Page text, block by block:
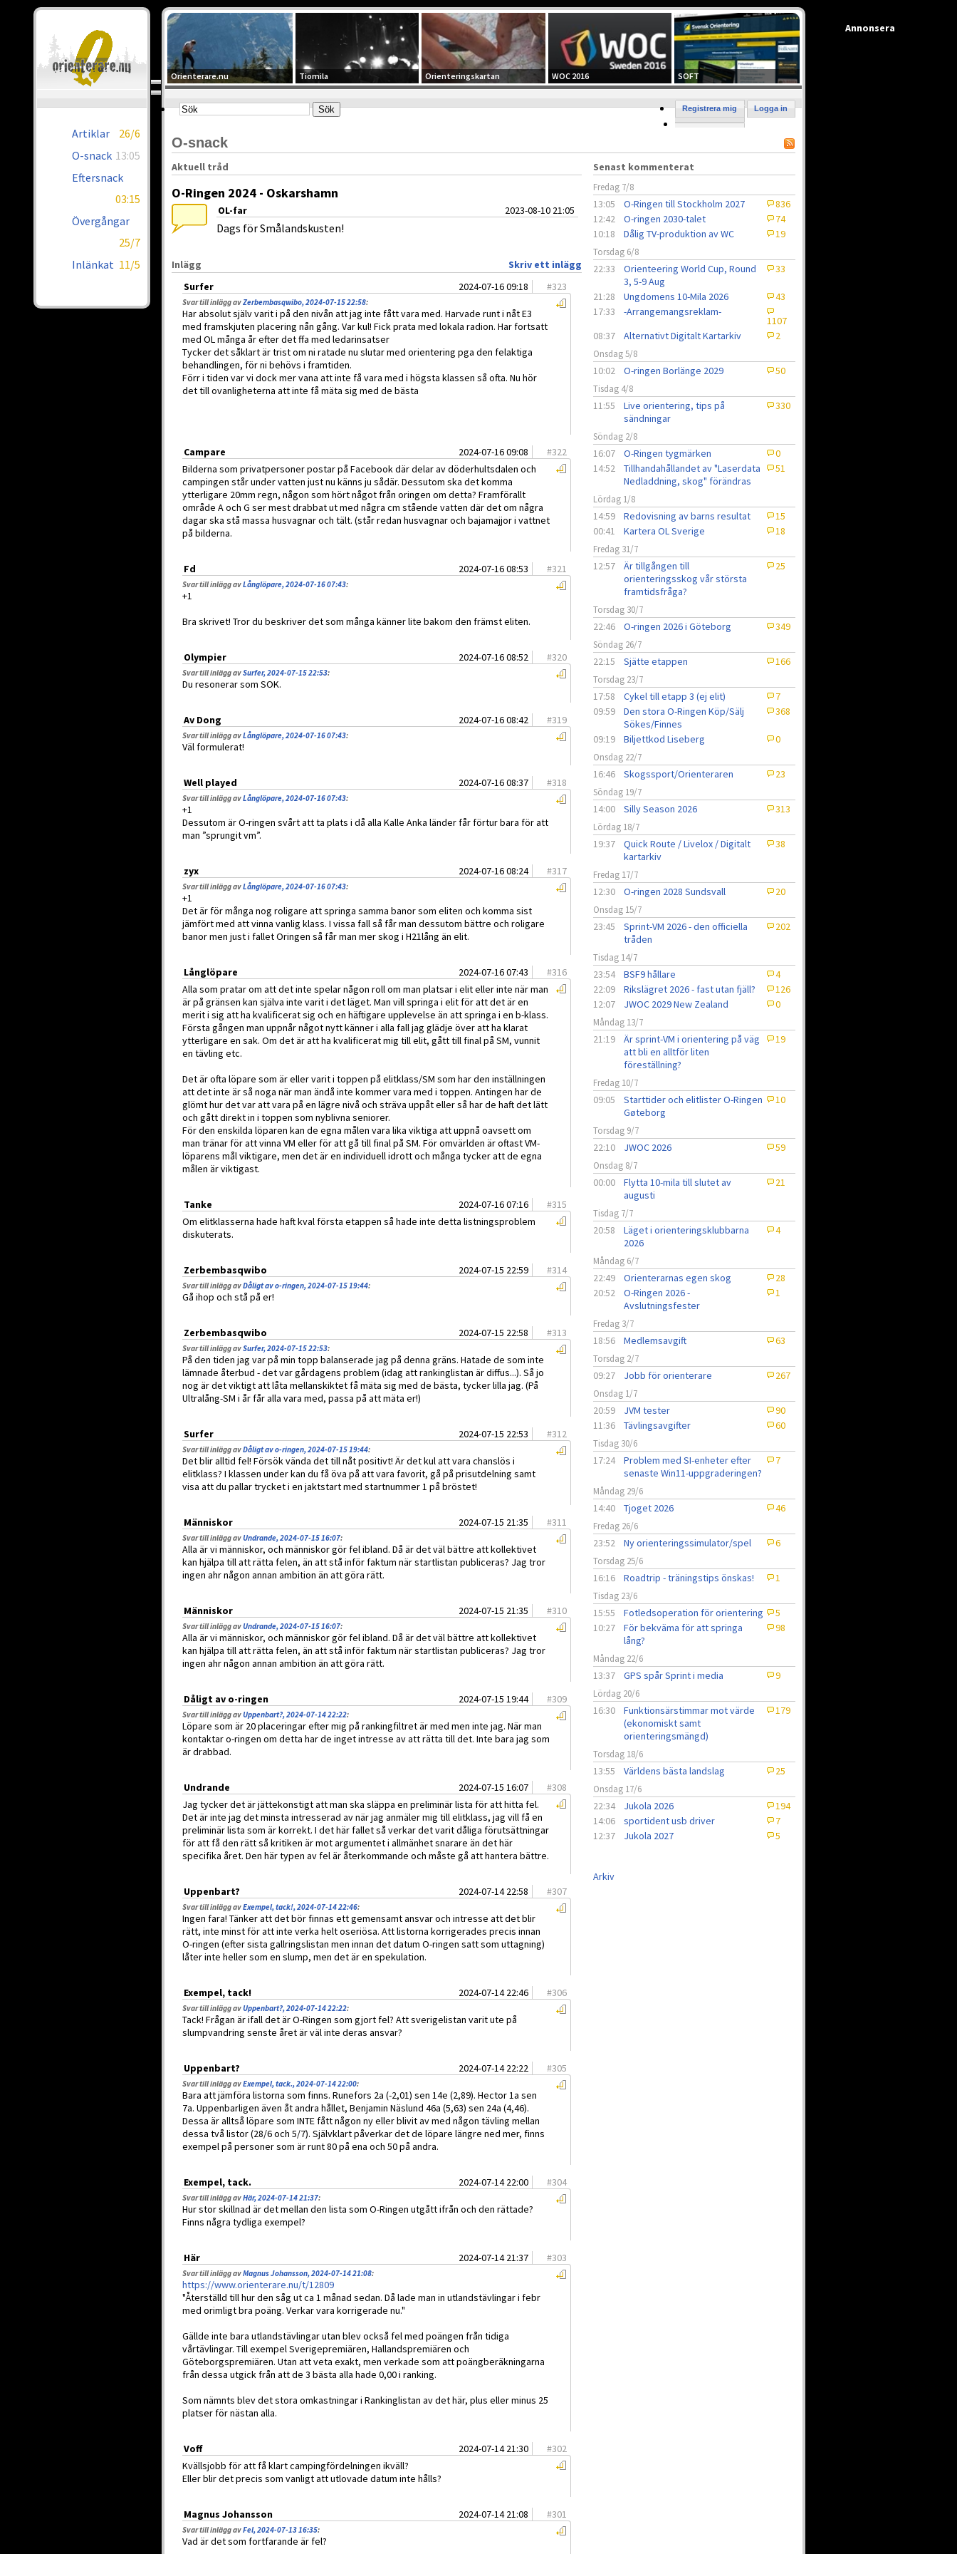
Artiklar
26/6
O-snack 13:05
Eftersnack
03:15
Övergångar
25/7
Inlänkat 11/5
Orienterare.nu Tiomila Orienteringskartan WOC 2016 SOFT
Logga in
Registrera mig
O-snack
Aktuell tråd
O-Ringen 2024 - Oskarshamn
OL-far 2023-08-10 21:05
Dags för Smålandskusten!
Skriv ett inlägg
Inlägg
Surfer
2024-07-16 09:18 #323
Svar till inlägg avZerbembasqwibo, 2024-07-15 22:58:
Har absolut själv varit i på den nivån att jag inte fått vara med. Harvade runt i nåt E3
med framskjuten placering nån gång. Var kul! Fick prata med lokala radion. Har fortsatt
med OL många år efter det ffa med ledarinsatser
Tycker det såklart är trist om ni ratade nu slutar med orientering pga den felaktiga
behandlingen, för ni behövs i framtiden.
Förr i tiden var vi dock mer vana att inte få vara med i högsta klassen så ofta. Nu hör
det till ovanligheterna att inte få mäta sig med de bästa
Campare 2024-07-16 09:08 #322
Bilderna som privatpersoner postar på Facebook där delar av döderhultsdalen och
campingen står under vatten just nu känns ju sådär. Dessutom ska det komma
ytterligare 20mm regn, någon som hört något från oringen om detta? Framförallt
område A och G ser mest drabbat ut med några cm stående vatten där det om några
dagar ska stå massa husvagnar och tält. (står redan husvagnar och bajamajjor i vattnet
på bilderna.
Fd 2024-07-16 08:53 #321
Svar till inlägg avLånglöpare, 2024-07-16 07:43:
+1
Bra skrivet! Tror du beskriver det som många känner lite bakom den främst eliten.
Olympier 2024-07-16 08:52 #320
Svar till inlägg avSurfer, 2024-07-15 22:53:
Du resonerar som SOK.
Av Dong 2024-07-16 08:42 #319
Svar till inlägg avLånglöpare, 2024-07-16 07:43:
Väl formulerat!
Well played 2024-07-16 08:37 #318
Svar till inlägg avLånglöpare, 2024-07-16 07:43:
+1
Dessutom är O-ringen svårt att ta plats i då alla Kalle Anka länder får förtur bara för att
man ”sprungit vm”.
zyx 2024-07-16 08:24 #317
Svar till inlägg avLånglöpare, 2024-07-16 07:43:
+1
Det är för många nog roligare att springa samma banor som eliten och komma sist
jämfört med att vinna vanlig klass. I vissa fall så får man dessutom bättre och roligare
banor men just i fallet Oringen så får man mer skog i H21lång än elit.
Långlöpare 2024-07-16 07:43 #316
Alla som pratar om att det inte spelar någon roll om man platsar i elit eller inte när man
är på gränsen kan själva inte varit i det läget. Man vill springa i elit för att det är en
merit i sig att ha kvalificerat sig och en häftigare upplevelse än att springa i en b-klass.
Första gången man uppnår något nytt känner i alla fall jag glädje över att ha klarat
ytterligare en sak. Om det är att ha kvalificerat mig till elit, gått till final på SM, vunnit
en tävling etc.
Det är ofta löpare som är eller varit i toppen på elitklass/SM som har den inställningen
att det inte är så noga när man ändå inte kommer vara med i toppen. Antingen har de
glömt hur det var att vara på en lägre nivå och sträva uppåt eller så har de haft det lätt
och gått direkt in i toppen som nyblivna seniorer.
För den enskilda löparen kan de egna målen vara lika viktiga att uppnå oavsett om
man tränar för att vinna VM eller för att gå till final på SM. För omvärlden är oftast VM-
löparens mål viktigare, men det är en individuell idrott och många tycker att de egna
målen är viktigast.
Tanke 2024-07-16 07:16 #315
Om elitklasserna hade haft kval första etappen så hade inte detta listningsproblem
diskuterats.
Zerbembasqwibo 2024-07-15 22:59 #314
Svar till inlägg avDåligt av o-ringen, 2024-07-15 19:44:
Gå ihop och stå på er!
Zerbembasqwibo 2024-07-15 22:58 #313
Svar till inlägg avSurfer, 2024-07-15 22:53:
På den tiden jag var på min topp balanserade jag på denna gräns. Hatade de som inte
lämnade återbud - det var gårdagens problem (idag att rankinglistan är diffus...). Så jo
nog är det viktigt att låta mellanskiktet få mäta sig med de bästa, tycker lilla jag. (På
Ultralång-SM i år får alla vara med, passa på att mäta er!)
Surfer 2024-07-15 22:53 #312
Svar till inlägg avDåligt av o-ringen, 2024-07-15 19:44:
Det blir alltid fel! Försök vända det till nåt positivt! Är det kul att vara chanslös i
elitklass? I klassen under kan du få öva på att vara favorit, gå på prisutdelning samt
visa att du pallar trycket i en jaktstart med startnummer 1 på bröstet!
Människor 2024-07-15 21:35 #311
Svar till inlägg avUndrande, 2024-07-15 16:07:
Alla är vi människor, och människor gör fel ibland. Då är det väl bättre att kollektivet
kan hjälpa till att rätta felen, än att stå inför faktum när startlistan publiceras? Jag tror
ingen ahr någon annan ambition än att göra rätt.
Människor 2024-07-15 21:35 #310
Svar till inlägg avUndrande, 2024-07-15 16:07:
Alla är vi människor, och människor gör fel ibland. Då är det väl bättre att kollektivet
kan hjälpa till att rätta felen, än att stå inför faktum när startlistan publiceras? Jag tror
ingen ahr någon annan ambition än att göra rätt.
Dåligt av o-ringen 2024-07-15 19:44 #309
Svar till inlägg avUppenbart?, 2024-07-14 22:22:
Löpare som är 20 placeringar efter mig på rankingfiltret är med men inte jag. När man
kontaktar o-ringen om detta har de inget intresse av att rätta till det. Inte bara jag som
är drabbad.
Undrande 2024-07-15 16:07 #308
Jag tycker det är jättekonstigt att man ska släppa en preliminär lista för att hitta fel.
Det är inte jag det minsta intresserad av när jag anmäler mig till elitklass, jag vill få en
preliminär lista som är korrekt. I det här fallet så verkar det varit dåliga förutsättningar
för att få den rätt så kritiken är mot argumentet i allmänhet snarare än det här
specifika året. Den här typen av fel är återkommande och måste gå att hantera bättre.
Uppenbart? 2024-07-14 22:58 #307
Svar till inlägg avExempel, tack!, 2024-07-14 22:46:
Ingen fara! Tänker att det bör finnas ett gemensamt ansvar och intresse att det blir
rätt, inte minst för att inte verka helt oseriösa. Att listorna korrigerades precis innan
O-ringen (efter sista gallringslistan men innan det datum O-ringen satt som uttagning)
låter inte heller som en slump, men det är en spekulation.
Exempel, tack! 2024-07-14 22:46 #306
Svar till inlägg avUppenbart?, 2024-07-14 22:22:
Tack! Frågan är ifall det är O-Ringen som gjort fel? Att sverigelistan varit ute på
slumpvandring senste året är väl inte deras ansvar?
Uppenbart? 2024-07-14 22:22 #305
Svar till inlägg avExempel, tack., 2024-07-14 22:00:
Bara att jämföra listorna som finns. Runefors 2a (-2,01) sen 14e (2,89). Hector 1a sen
7a. Uppenbarligen även åt andra hållet, Benjamin Näslund 46a (5,63) sen 24a (4,46).
Dessa är alltså löpare som INTE fått någon ny eller blivit av med någon tävling mellan
dessa två listor (28/6 och 5/7). Självklart påverkar det de löpare längre ned mer, finns
exempel på personer som är runt 80 på ena och 50 på andra.
Exempel, tack. 2024-07-14 22:00 #304
Svar till inlägg avHär, 2024-07-14 21:37:
Hur stor skillnad är det mellan den lista som O-Ringen utgått ifrån och den rättade?
Finns några tydliga exempel?
Här 2024-07-14 21:37 #303
Svar till inlägg avMagnus Johansson, 2024-07-14 21:08:
https://www.orienterare.nu/t/12809
"Återställd till hur den såg ut ca 1 månad sedan. Då lade man in utlandstävlingar i febr
med orimligt bra poäng. Verkar vara korrigerade nu."
Gällde inte bara utlandstävlingar utan blev också fel med poängen från tidiga
vårtävlingar. Till exempel Sverigepremiären, Hallandspremiären och
Göteborgspremiären. Utan att veta exakt, men verkade som att poängberäkningarna
från dessa utgick från att de 3 bästa alla hade 0,00 i ranking.
Som nämnts blev det stora omkastningar i Rankinglistan av det här, plus eller minus 25
platser för nästan alla.
Voff 2024-07-14 21:30 #302
Kvällsjobb för att få klart campingfördelningen ikväll?
Eller blir det precis som vanligt att utlovade datum inte hålls?
Magnus Johansson 2024-07-14 21:08 #301
Svar till inlägg avFel, 2024-07-13 16:35:
Vad är det som fortfarande är fel?
Senast kommenterat
Fredag 7/8
13:05 O-Ringen till Stockholm 2027
836
12:42
O-ringen 2030-talet
74
10:18
Dålig TV-produktion av WC 19
Torsdag 6/8
22:33
Orienteering World Cup, Round
3, 5-9 Aug
33
21:28 Ungdomens 10-Mila 2026
43
17:33
-Arrangemangsreklam-
1107
08:37
Alternativt Digitalt Kartarkiv 2
Onsdag 5/8
10:02 O-ringen Borlänge 2029 50
Tisdag 4/8
11:55
Live orientering, tips på
sändningar
330
Söndag 2/8
16:07 O-Ringen tygmärken
0
14:52
Tillhandahållandet av "Laserdata
Nedladdning, skog" förändras
51
Lördag 1/8
14:59 Redovisning av barns resultat
15
00:41
Kartera OL Sverige 18
Fredag 31/7
12:57
Är tillgången till
orienteringsskog vår största
framtidsfråga?
25
Torsdag 30/7
22:46 O-ringen 2026 i Göteborg 349
Söndag 26/7
22:15 Sjätte etappen 166
Torsdag 23/7
17:58 Cykel till etapp 3 (ej elit)
7
09:59
Den stora O-Ringen Köp/Sälj
Sökes/Finnes
368
09:19 Biljettkod Liseberg 0
Onsdag 22/7
16:46 Skogssport/Orienteraren 23
Söndag 19/7
14:00 Silly Season 2026 313
Lördag 18/7
19:37
Quick Route / Livelox / Digitalt
kartarkiv
38
Fredag 17/7
12:30 O-ringen 2028 Sundsvall 20
Onsdag 15/7
23:45
Sprint-VM 2026 - den officiella
tråden
202
Tisdag 14/7
23:54 BSF9 hållare
4
22:09
Rikslägret 2026 - fast utan fjäll?
126
12:07
JWOC 2029 New Zealand 0
Måndag 13/7
21:19
Är sprint-VM i orientering på väg
att bli en alltför liten
föreställning?
19
Fredag 10/7
09:05
Starttider och elitlister O-Ringen
Gøteborg
10
Torsdag 9/7
22:10 JWOC 2026 59
Onsdag 8/7
00:00
Flytta 10-mila till slutet av
augusti
21
Tisdag 7/7
20:58
Läget i orienteringsklubbarna
2026
4
Måndag 6/7
22:49 Orienterarnas egen skog
28
20:52
O-Ringen 2026 -
Avslutningsfester
1
Fredag 3/7
18:56 Medlemsavgift 63
Torsdag 2/7
09:27 Jobb för orienterare 267
Onsdag 1/7
20:59 JVM tester
90
11:36
Tävlingsavgifter 60
Tisdag 30/6
17:24
Problem med SI-enheter efter
senaste Win11-uppgraderingen?
7
Måndag 29/6
14:40 Tjoget 2026 46
Fredag 26/6
23:52 Ny orienteringssimulator/spel 6
Torsdag 25/6
16:16 Roadtrip - träningstips önskas! 1
Tisdag 23/6
15:55 Fotledsoperation för orientering
5
10:27
För bekväma för att springa
lång?
98
Måndag 22/6
13:37 GPS spår Sprint i media 9
Lördag 20/6
16:30
Funktionsärstimmar mot värde
(ekonomiskt samt
orienteringsmängd)
179
Torsdag 18/6
13:55 Världens bästa landslag 25
Onsdag 17/6
22:34 Jukola 2026
194
14:06
sportident usb driver
7
12:37
Jukola 2027 5
Arkiv
Annonsera